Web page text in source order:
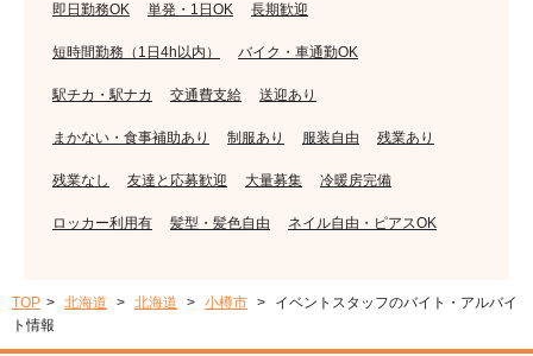
即日勤務OK 単発・1日OK 長期歓迎
短時間勤務（1日4h以内） バイク・車通勤OK
駅チカ・駅ナカ 交通費支給 送迎あり
まかない・食事補助あり 制服あり 服装自由 残業あり
残業なし 友達と応募歓迎 大量募集 冷暖房完備
ロッカー利用有 髪型・髪色自由 ネイル自由・ピアスOK
TOP 北海道 北海道 小樽市
イベントスタッフのバイト・アルバイ
ト情報